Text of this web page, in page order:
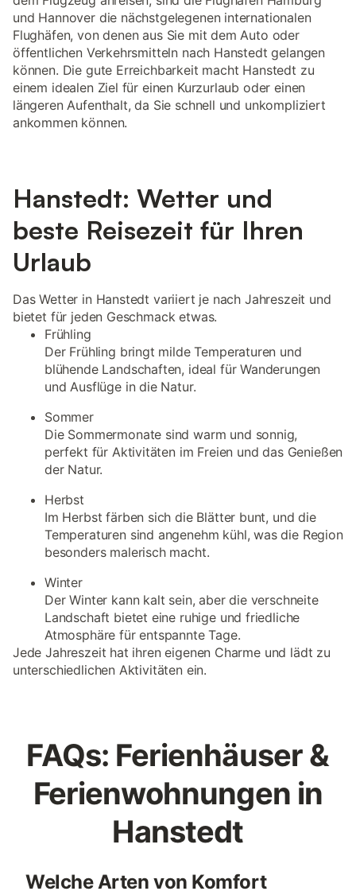
und Hannover die nächstgelegenen internationalen
Flughäfen, von denen aus Sie mit dem Auto oder
öffentlichen Verkehrsmitteln nach Hanstedt gelangen
können. Die gute Erreichbarkeit macht Hanstedt zu
einem idealen Ziel für einen Kurzurlaub oder einen
längeren Aufenthalt, da Sie schnell und unkompliziert
ankommen können.
Hanstedt: Wetter und
beste Reisezeit für Ihren
Urlaub
Das Wetter in Hanstedt variiert je nach Jahreszeit und
bietet für jeden Geschmack etwas.
Frühling
Der Frühling bringt milde Temperaturen und
blühende Landschaften, ideal für Wanderungen
und Ausflüge in die Natur.
Sommer
Die Sommermonate sind warm und sonnig,
perfekt für Aktivitäten im Freien und das Genießen
der Natur.
Herbst
Im Herbst färben sich die Blätter bunt, und die
Temperaturen sind angenehm kühl, was die Region
besonders malerisch macht.
Winter
Der Winter kann kalt sein, aber die verschneite
Landschaft bietet eine ruhige und friedliche
Atmosphäre für entspannte Tage.
Jede Jahreszeit hat ihren eigenen Charme und lädt zu
unterschiedlichen Aktivitäten ein.
FAQs: Ferienhäuser &
Ferienwohnungen in
Hanstedt
Welche Arten von Komfort